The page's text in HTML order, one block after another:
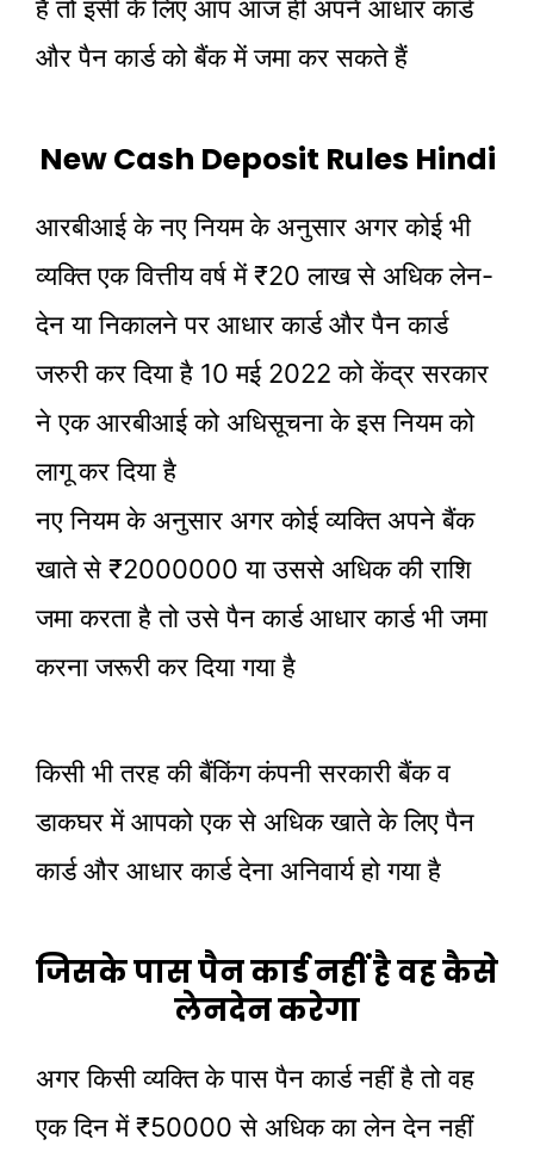
है तो इसी के लिए आप आज ही अपने आधार कार्ड
और पैन कार्ड को बैंक में जमा कर सकते हैं
New Cash Deposit Rules Hindi
आरबीआई के नए नियम के अनुसार अगर कोई भी
व्यक्ति एक वित्तीय वर्ष में ₹20 लाख से अधिक लेन-
देन या निकालने पर आधार कार्ड और पैन कार्ड
जरुरी कर दिया है 10 मई 2022 को केंद्र सरकार
ने एक आरबीआई को अधिसूचना के इस नियम को
लागू कर दिया है
नए नियम के अनुसार अगर कोई व्यक्ति अपने बैंक
खाते से ₹2000000 या उससे अधिक की राशि
जमा करता है तो उसे पैन कार्ड आधार कार्ड भी जमा
करना जरूरी कर दिया गया है
किसी भी तरह की बैंकिंग कंपनी सरकारी बैंक व
डाकघर में आपको एक से अधिक खाते के लिए पैन
कार्ड और आधार कार्ड देना अनिवार्य हो गया है
जिसके पास पैन कार्ड नहीं है वह कैसे
लेनदेन करेगा
अगर किसी व्यक्ति के पास पैन कार्ड नहीं है तो वह
एक दिन में ₹50000 से अधिक का लेन देन नहीं